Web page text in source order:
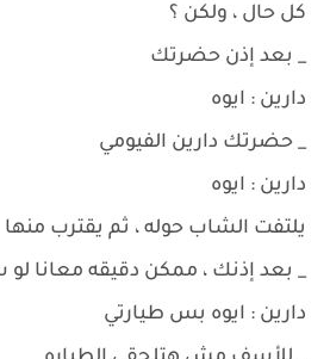
كل حال ، ولكن ؟
_ بعد إذن حضرتك
دارين : ايوه
_ حضرتك دارين الفيومي
دارين : ايوه
يلتفت الشاب حوله ، ثم يقترب منها
_ بعد إذنك ، ممكن دقيقه معانا
دارين : ايوه بس طيارتي